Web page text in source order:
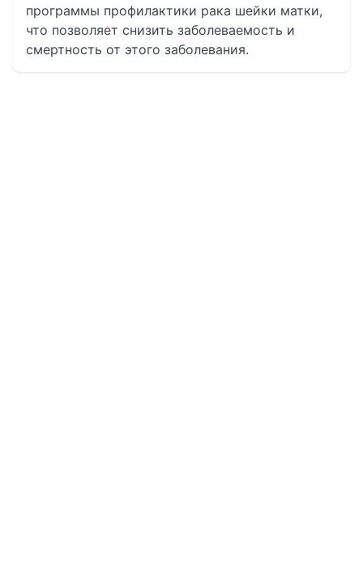
программы профилактики рака шейки матки,
что позволяет снизить заболеваемость и
смертность от этого заболевания.